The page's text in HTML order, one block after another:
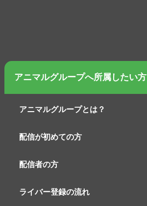
アニマルグループへ所属したい方
アニマルグループとは？
配信が初めての方
配信者の方
ライバー登録の流れ